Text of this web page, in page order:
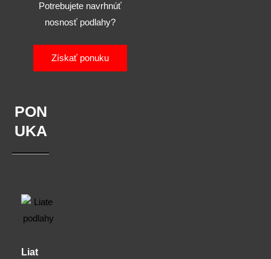
Potrebujete navrhnúť
nosnosť podlahy?
Získať ponuku
PON
UKA
Liat